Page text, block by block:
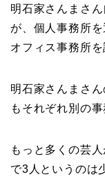
明石家さんまさ
が、個人事務所
オフィス事務所を
明石家さんまさ
もそれぞれ別の
もっと多くの芸
で3人というのは